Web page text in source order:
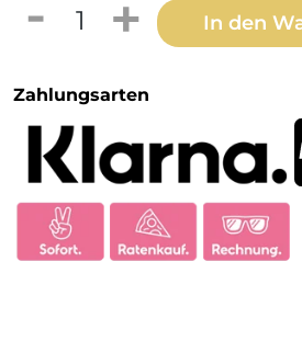
Produkt Anzahl: Gib
In den
Zahlungsarten